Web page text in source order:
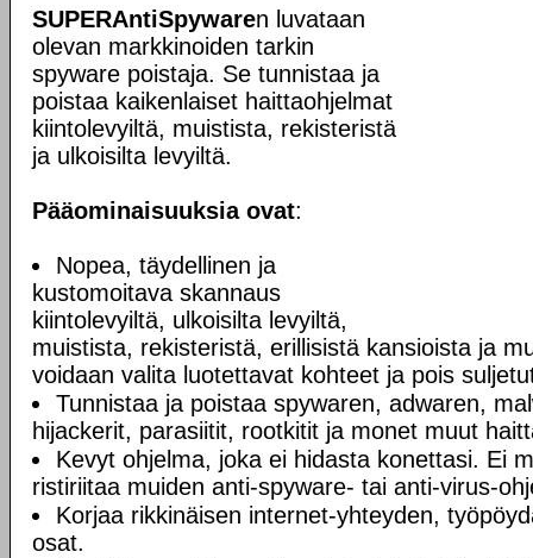
SUPERAntiSpywaren luvataan
olevan markkinoiden tarkin
spyware poistaja. Se tunnistaa ja
poistaa kaikenlaiset haittaohjelmat
kiintolevyiltä, muistista, rekisteristä
ja ulkoisilta levyiltä.
Pääominaisuuksia ovat:
Nopea, täydellinen ja
kustomoitava skannaus
kiintolevyiltä, ulkoisilta levyiltä,
muistista, rekisteristä, erillisistä kansioista ja
voidaan valita luotettavat kohteet ja pois
Tunnistaa ja poistaa spywaren, adwaren,
hijackerit, parasiitit, rootkitit ja monet muut
Kevyt ohjelma, joka ei hidasta konettasi. Ei
ristiriitaa muiden anti-spyware- tai anti-virus-
Korjaa rikkinäisen internet-yhteyden,
osat.